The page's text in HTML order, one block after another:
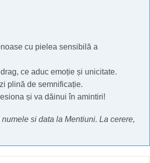
cu pielea sensibilă a
ce aduc emoție și unicitate.
plină de semnificație.
și va dăinui în amintiri!
si data la Mentiuni. La cerere,